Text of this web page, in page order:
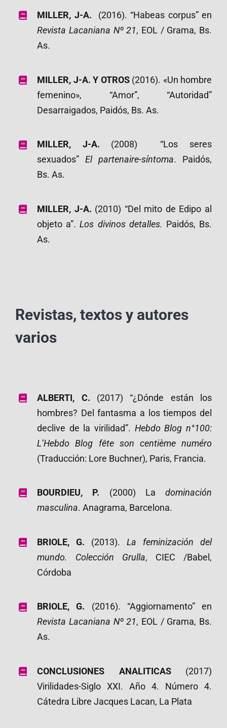
MILLER, J-A. (2016). “Habeas corpus” en
Revista Lacaniana Nº 21, EOL / Grama, Bs.
As.
MILLER, J-A. Y OTROS(2016). «Un hombre
femenino», “Amor”, “Autoridad”
Desarraigados, Paidós, Bs. As.
MILLER, J-A. (2008) “Los seres
sexuados”El partenaire-síntoma. Paidós,
Bs. As.
MILLER, J-A. (2010) “Del mito de Edipo al
objeto a”.Los divinos detalles. Paidós, Bs.
As.
Revistas, textos y autores
varios
ALBERTI, C. (2017) “¿Dónde están los
hombres? Del fantasma a los tiempos del
declive de la virilidad”. Hebdo Blog n°100:
L’Hebdo Blog fête son centième numéro
(Traducción: Lore Buchner), Paris, Francia.
BOURDIEU, P. (2000) La dominación
masculina. Anagrama, Barcelona.
BRIOLE, G. (2013).La feminización del
mundo.
Colección Grulla, CIEC /Babel,
Córdoba
BRIOLE, G. (2016). “Aggiornamento” en
Revista Lacaniana Nº 21, EOL / Grama, Bs.
As.
CONCLUSIONES ANALITICAS(2017)
Virilidades-Siglo XXI. Año 4. Número 4.
Cátedra Libre Jacques Lacan, La Plata